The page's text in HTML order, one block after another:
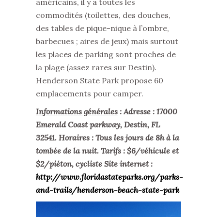
commodités (toilettes, des douches,
des tables de pique-nique à l’ombre,
barbecues ; aires de jeux) mais surtout
les places de parking sont proches de
la plage (assez rares sur Destin).
Henderson State Park propose 60
emplacements pour camper.
Informations générales : Adresse : 17000
Emerald Coast parkway, Destin, FL
32541. Horaires : Tous les jours de 8h à la
tombée de la nuit. Tarifs : $6/véhicule et
$2/piéton, cycliste Site internet :
http://www.floridastateparks.org/parks-
and-trails/henderson-beach-state-park